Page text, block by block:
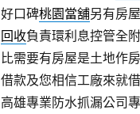
好口碑桃園當舖另有房
回收負責環利息控管全
比需要有房屋是土地作
借款及您相信工廠來就
高雄專業防水抓漏公司